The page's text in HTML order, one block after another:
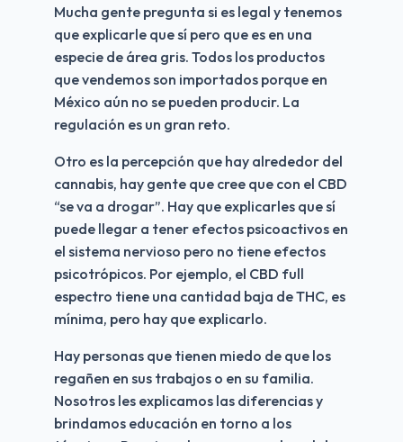
Mucha gente pregunta si es legal y tenemos
que explicarle que sí pero que es en una
especie de área gris. Todos los productos
que vendemos son importados porque en
México aún no se pueden producir. La
regulación es un gran reto.
Otro es la percepción que hay alrededor del
cannabis, hay gente que cree que con el CBD
“se va a drogar”. Hay que explicarles que sí
puede llegar a tener efectos psicoactivos en
el sistema nervioso pero no tiene efectos
psicotrópicos. Por ejemplo, el CBD full
espectro tiene una cantidad baja de THC, es
mínima, pero hay que explicarlo.
Hay personas que tienen miedo de que los
regañen en sus trabajos o en su familia.
Nosotros les explicamos las diferencias y
brindamos educación en torno a los